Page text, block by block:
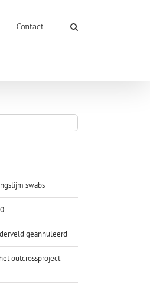
Contact
swabs
geannuleerd
outcrossproject